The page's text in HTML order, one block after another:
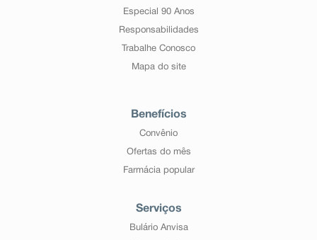
Especial 90 Anos
Responsabilidades
Trabalhe Conosco
Mapa do site
Benefícios
Convênio
Ofertas do mês
Farmácia popular
Serviços
Bulário Anvisa